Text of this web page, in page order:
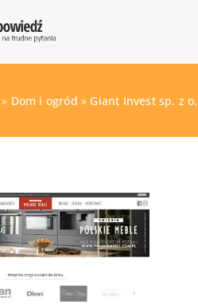
» Dom i ogród » Giant Invest sp. z